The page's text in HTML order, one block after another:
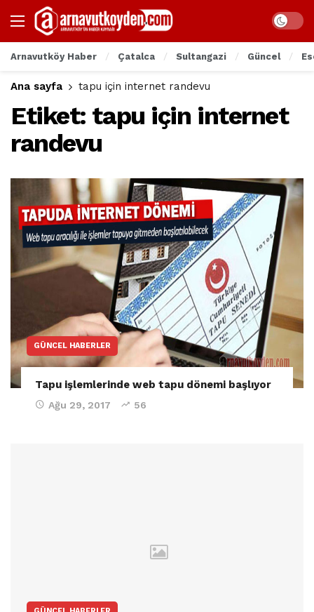
Arnavutköy Haber Çatalca Sultangazi Güncel
Ana sayfa tapu için internet randevu
Etiket: tapu için internet
randevu
GÜNCEL HABERLER
Tapu işlemlerinde web tapu dönemi başlıyor
Ağu 29, 2017 56